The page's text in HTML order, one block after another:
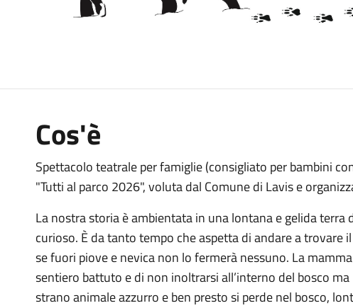
Cos'è
Spettacolo teatrale per famiglie (consigliato per bambini
"Tutti al parco 2026", voluta dal Comune di Lavis e
La nostra storia è ambientata in una lontana e gelida terra
curioso. È da tanto tempo che aspetta di andare a trovare
se fuori piove e nevica non lo fermerà nessuno. La
sentiero battuto e di non inoltrarsi all’interno del bosco
strano animale azzurro e ben presto si perde nel bosco,